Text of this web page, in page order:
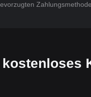
Zahlungsmethode